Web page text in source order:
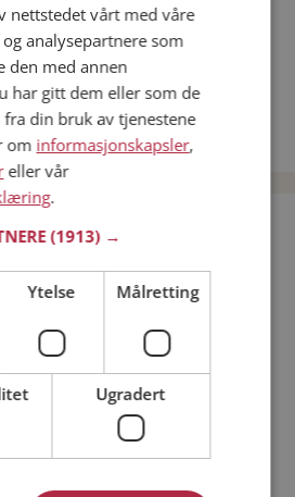
gratis!
Mann Kvinne
nettstedet vårt med våre
analysepartnere som
den med annen
har gitt dem eller som de
din bruk av tjenestene
om informasjonskapsler,
eller vår
.
(1913) →
Ytelse Målretting
Ugradert